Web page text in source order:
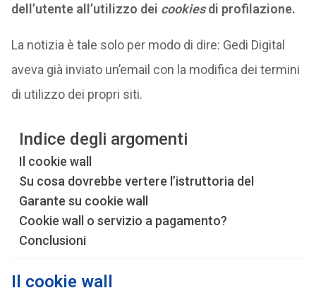
dell’utente all’utilizzo dei cookiesdi profilazione.
La notizia è tale solo per modo di dire: Gedi Digital
aveva già inviato un’email con la modifica dei termini
di utilizzo dei propri siti.
Indice degli argomenti
Il cookie wall
Su cosa dovrebbe vertere l’istruttoria del
Garante su cookie wall
Cookie wall o servizio a pagamento?
Conclusioni
Il cookie wall